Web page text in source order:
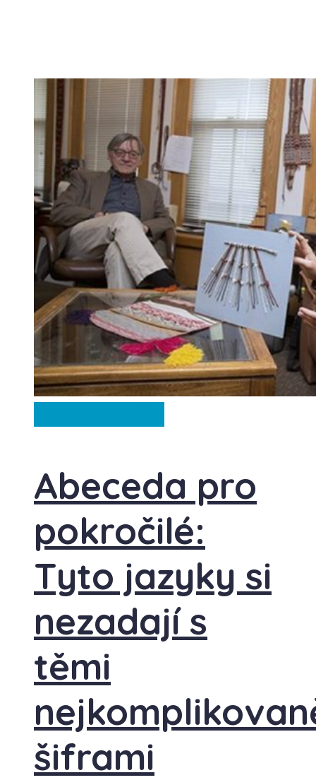
Abeceda pro
pokročilé:
Tyto jazyky si
nezadají s
těmi
šiframi